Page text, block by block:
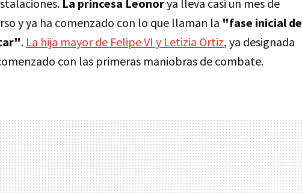
La princesa Leonorya lleva casi un mes de
y ya ha comenzado con lo que llaman la "fase inicial de
. La hija mayor de Felipe VI y Letizia Ortiz, ya designada
con las primeras maniobras de combate.